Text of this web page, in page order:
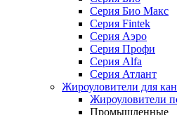
Серия Био Макс
Серия Fintek
Серия Аэро
Серия Профи
Серия Alfa
Серия Атлант
Жироуловители для
Жироуловители
Промышленные